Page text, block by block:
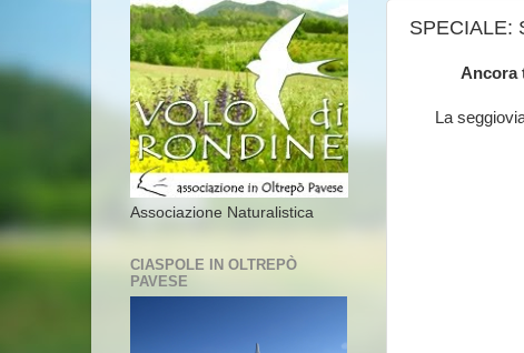
SPECIALE:
Ancora
La
Associazione Naturalistica
CIASPOLE IN OLTREPÒ
PAVESE